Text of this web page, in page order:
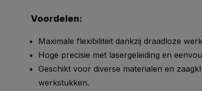
Voordelen:
Maximale flexibiliteit dankzij draadloze
Hoge precisie met lasergeleiding en
Geschikt voor diverse materialen en
werkstukken.